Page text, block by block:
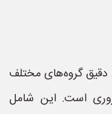
گروه‌های مختلف
است. این شامل